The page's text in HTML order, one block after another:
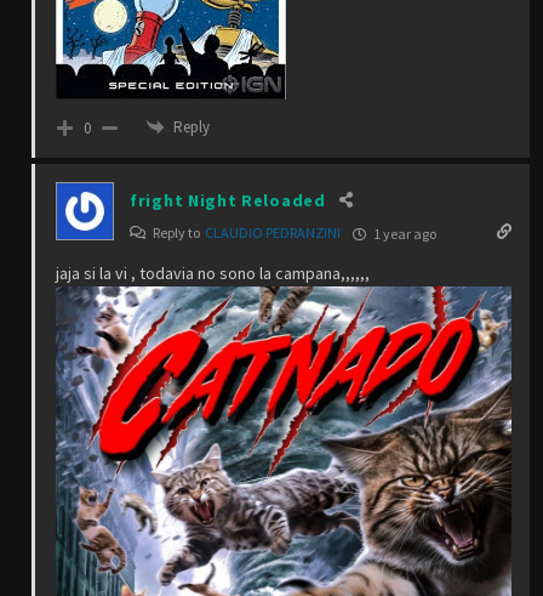
0 Reply
fright Night Reloaded
Reply to CLAUDIO PEDRANZINI 1 year ago
jaja si la vi , todavia no sono la campana,,,,,,